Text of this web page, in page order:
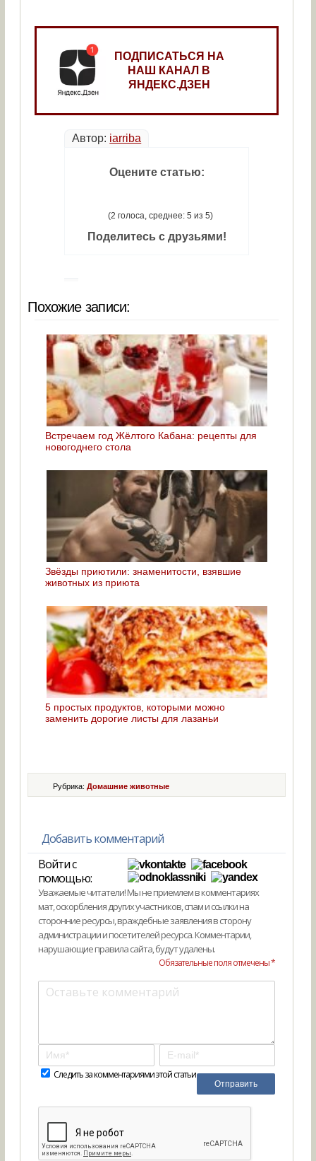
ПОДПИСАТЬСЯ НА
НАШ КАНАЛ В
ЯНДЕКС.ДЗЕН
Автор: iarriba
Оцените статью:
(2 голоса, среднее: 5 из 5)
Поделитесь с друзьями!
Похожие записи:
Встречаем год Жёлтого Кабана: рецепты для
новогоднего стола
Звёзды приютили: знаменитости, взявшие
животных из приюта
5 простых продуктов, которыми можно
заменить дорогие листы для лазаньи
Рубрика:Домашние животные
Добавить комментарий
Войти с
помощью:
Уважаемые читатели! Мы не приемлем в комментариях
мат, оскорбления других участников, спам и ссылки на
сторонние ресурсы, враждебные заявления в сторону
администрации и посетителей ресурса. Комментарии,
нарушающие правила сайта, будут удалены.
Обязательные поля отмечены *
Следить за комментариями этой статьи